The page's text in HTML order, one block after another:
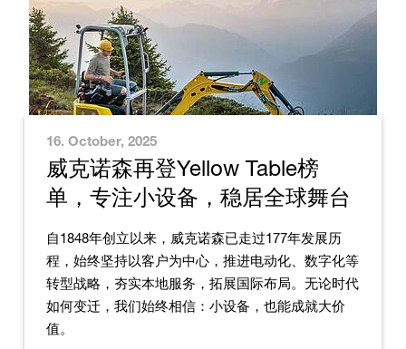
16. October, 2025
威克诺森再登Yellow Table榜
单，专注小设备，稳居全球舞台
自1848年创立以来，威克诺森已走过177年发展历
程，始终坚持以客户为中心，推进电动化、数字化等
转型战略，夯实本地服务，拓展国际布局。无论时代
如何变迁，我们始终相信：小设备，也能成就大价
值。